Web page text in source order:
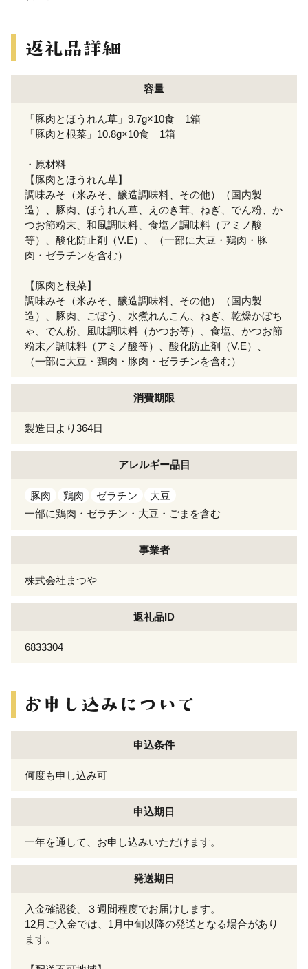
容量
「豚肉とほうれん草」9.7g×10食 1箱
「豚肉と根菜」10.8g×10食 1箱
・原材料
【豚肉とほうれん草】
調味みそ（米みそ、醸造調味料、その他）（国内製
造）、豚肉、ほうれん草、えのき茸、ねぎ、でん粉、か
つお節粉末、和風調味料、食塩／調味料（アミノ酸
等）、酸化防止剤（V.E）、（一部に大豆・鶏肉・豚
肉・ゼラチンを含む）
【豚肉と根菜】
調味みそ（米みそ、醸造調味料、その他）（国内製
造）、豚肉、ごぼう、水煮れんこん、ねぎ、乾燥かぼち
ゃ、でん粉、風味調味料（かつお等）、食塩、かつお節
粉末／調味料（アミノ酸等）、酸化防止剤（V.E）、
（一部に大豆・鶏肉・豚肉・ゼラチンを含む）
消費期限
製造日より364日
アレルギー品目
豚肉 鶏肉 ゼラチン
大豆
一部に鶏肉・ゼラチン・大豆・ごまを含む
事業者
株式会社まつや
返礼品ID
6833304
申込条件
何度も申し込み可
申込期日
一年を通して、お申し込みいただけます。
発送期日
入金確認後、３週間程度でお届けします。
12月ご入金では、1月中旬以降の発送となる場合があり
ます。